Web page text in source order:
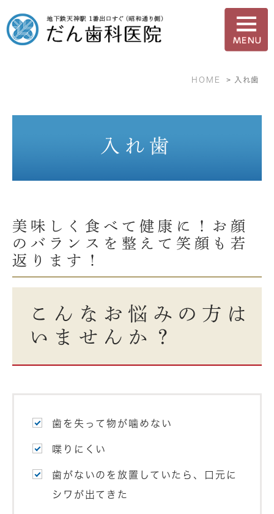
HOME 入れ歯
入れ歯
美味しく食べて健康に！お顔
のバランスを整えて笑顔も若
返ります！
こんなお悩みの方は
いませんか？
歯を失って物が噛めない
喋りにくい
歯がないのを放置していたら、口元に
シワが出てきた